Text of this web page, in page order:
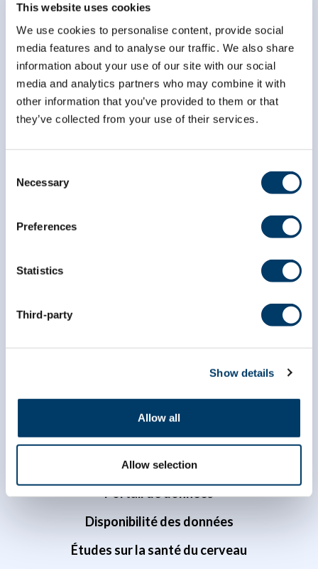
This website uses cookies
We use cookies to personalise content, provide social
media features and to analyse our traffic. We also share
information about your use of our site with our social
media and analytics partners who may combine it with
other information that you’ve provided to them or that
they’ve collected from your use of their services.
Selection
Necessary
Preferences
Statistics
Third-party
Show details
Allow all
Allow selection
Chercheuses et chercheurs
Accès aux données
à une chercheuse ou un chercheur en début de
carrière
Portail de données
Disponibilité des données
Études sur la santé du cerveau